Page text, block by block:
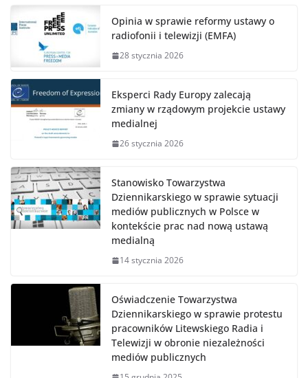
Opinia w sprawie reformy ustawy o
radiofonii i telewizji (EMFA)
28 stycznia 2026
Eksperci Rady Europy zalecają
zmiany w rządowym projekcie ustawy
medialnej
26 stycznia 2026
Stanowisko Towarzystwa
Dziennikarskiego w sprawie sytuacji
mediów publicznych w Polsce w
kontekście prac nad nową ustawą
medialną
14 stycznia 2026
Oświadczenie Towarzystwa
Dziennikarskiego w sprawie protestu
pracowników Litewskiego Radia i
Telewizji w obronie niezależności
mediów publicznych